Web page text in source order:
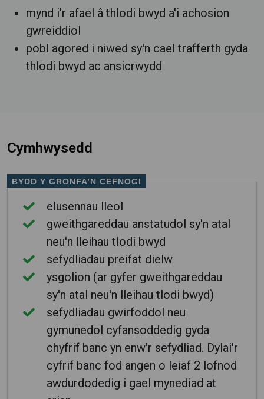
mynd i'r afael â thlodi bwyd a'i achosion
gwreiddiol
pobl agored i niwed sy'n cael trafferth gyda
thlodi bwyd ac ansicrwydd
Cymhwysedd
BYDD Y GRONFA’N CEFNOGI
elusennau lleol
gweithgareddau anstatudol sy'n atal
neu'n lleihau tlodi bwyd
sefydliadau preifat dielw
ysgolion (ar gyfer gweithgareddau
sy'n atal neu'n lleihau tlodi bwyd)
sefydliadau gwirfoddol neu
gymunedol cyfansoddedig gyda
chyfrif banc yn enw'r sefydliad. Dylai'r
cyfrif banc fod angen o leiaf 2 lofnod
awdurdodedig i gael mynediad at